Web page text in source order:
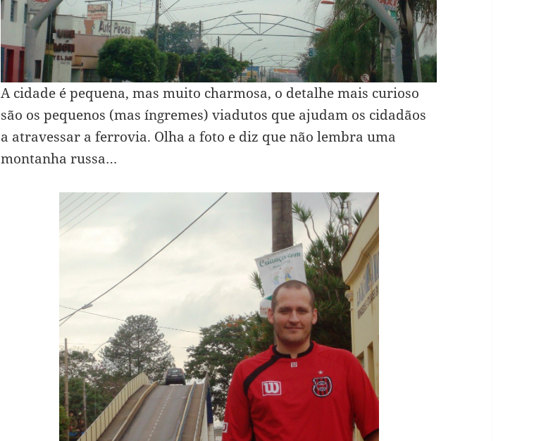
A cidade é pequena, mas muito charmosa, o detalhe mais curioso
são os pequenos (mas íngremes) viadutos que ajudam os cidadãos
a atravessar a ferrovia. Olha a foto e diz que não lembra uma
montanha russa…